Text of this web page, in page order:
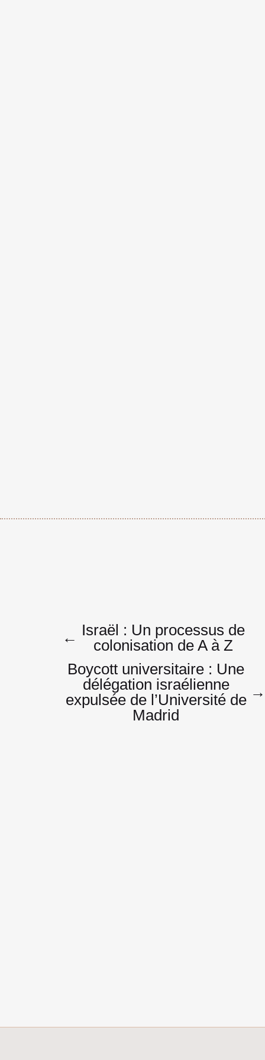
Navigation
de
← Israël : Un processus de
colonisation de A à Z
Boycott universitaire : Une
délégation israélienne
expulsée de l’Université de
Madrid
→